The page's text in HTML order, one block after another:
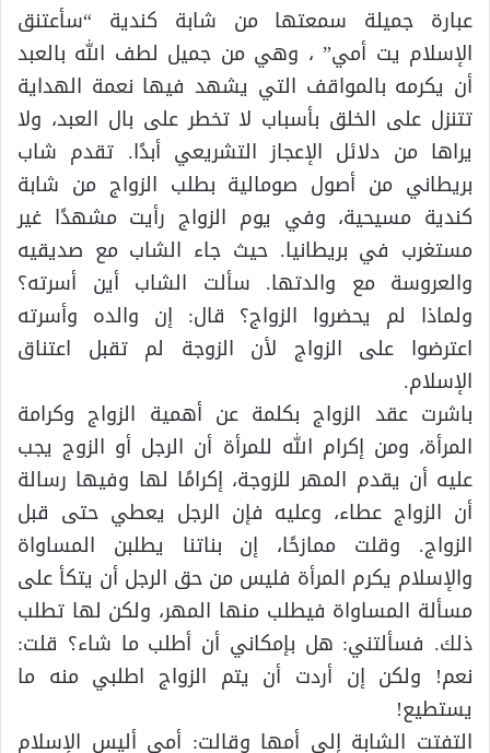
‏عبارة جميلة سمعتها من شابة كندية “سأعتنق
الإسلام يت أمي” ، وهي من جميل لطف الله بالعبد
أن يكرمه بالمواقف التي يشهد فيها نعمة الهداية
تتنزل على الخلق بأسباب لا تخطر على بال العبد، ولا
يراها من دلائل الإعجاز التشريعي أبدًا. تقدم شاب
بريطاني من أصول صومالية ‏بطلب الزواج من شابة
كندية مسيحية، وفي يوم الزواج رأيت مشهدًا غير
مستغرب في بريطانيا. حيث جاء الشاب مع صديقيه
والعروسة مع والدتها. سألت الشاب أين أسرته؟
ولماذا لم يحضروا الزواج؟ قال: إن والده وأسرته
اعترضوا على الزواج لأن الزوجة لم تقبل اعتناق
الإسلام.
‏باشرت عقد الزواج بكلمة عن أهمية الزواج وكرامة
المرأة، ومن إكرام الله للمرأة أن الرجل أو الزوج يجب
عليه أن يقدم المهر للزوجة، إكرامًا لها وفيها رسالة
أن الزواج عطاء، وعليه فإن الرجل يعطي حتى قبل
الزواج. وقلت ممازحًا، إن بناتنا يطلبن المساواة
والإسلام يكرم المرأة فليس من حق الرجل أن يتكأ على
مسألة المساواة فيطلب منها المهر، ولكن لها تطلب
ذلك. ‏فسألتني: هل بإمكاني أن أطلب ما شاء؟ قلت:
نعم! ولكن إن أردت أن يتم الزواج اطلبي منه ما
يستطيع!
‏التفتت الشابة إلى أمها وقالت: أمي أليس الإسلام